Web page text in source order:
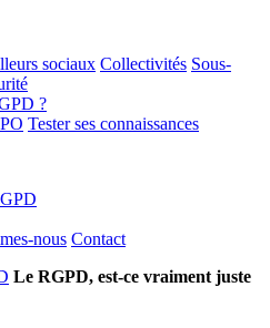
sociaux Collectivités Sous-
?
Tester ses connaissances
nous Contact
Le RGPD, est-ce vraiment juste